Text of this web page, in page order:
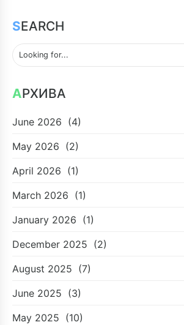
SEARCH
АРХИВА
June 2026 (4)
May 2026 (2)
April 2026 (1)
March 2026 (1)
January 2026 (1)
December 2025 (2)
August 2025 (7)
June 2025 (3)
May 2025 (10)